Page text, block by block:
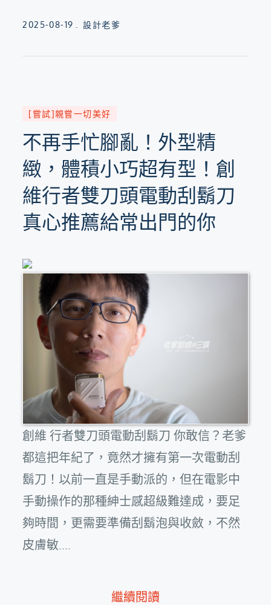
Posted
2025-08-19 設計老爹
[嘗試]親嘗一切美好
不再手忙腳亂！外型精
緻，體積小巧超有型！創
維行者雙刀頭電動刮鬍刀
真心推薦給常出門的你
創維 行者雙刀頭電動刮鬍刀 你敢信？老爹
都這把年紀了，竟然才擁有第一次電動刮
鬍刀！以前一直是手動派的，但在電影中
手動操作的那種紳士感超級難達成，要足
夠時間，更需要準備刮鬍泡與收斂，不然
皮膚敏....
繼續閱讀